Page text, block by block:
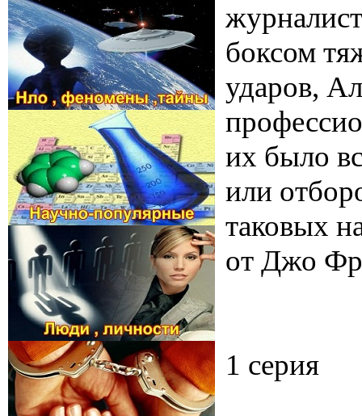
боксом
ударов,
их было
или
таковых
от Джо
1 серия